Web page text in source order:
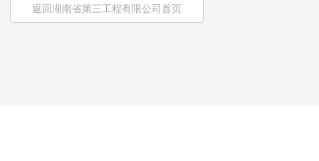
返回湖南省第三工程有限公司首页